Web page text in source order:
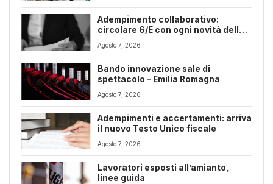
Adempimento collaborativo:
circolare 6/E con ogni novità della
riforma fiscale
Agosto 7, 2026
Bando innovazione sale di
spettacolo – Emilia Romagna
Agosto 7, 2026
Adempimenti e accertamenti: arriva
il nuovo Testo Unico fiscale
Agosto 7, 2026
Lavoratori esposti all’amianto,
linee guida